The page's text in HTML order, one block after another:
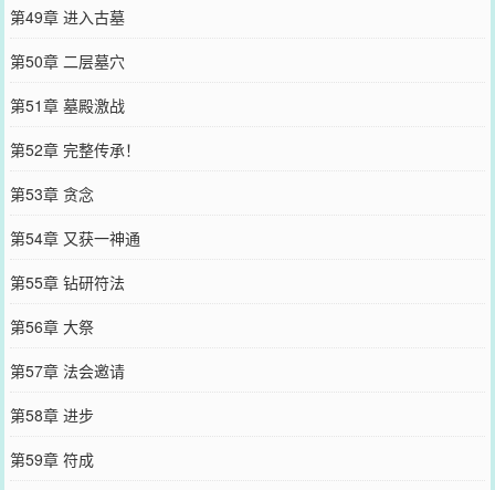
第49章 进入古墓
第50章 二层墓穴
第51章 墓殿激战
第52章 完整传承！
第53章 贪念
第54章 又获一神通
第55章 钻研符法
第56章 大祭
第57章 法会邀请
第58章 进步
第59章 符成